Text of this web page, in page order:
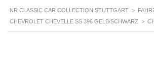
NR CLASSIC CAR COLLECTION STUTTGART >
CHEVROLET CHEVELLE SS 396 GELB/SCHWARZ >